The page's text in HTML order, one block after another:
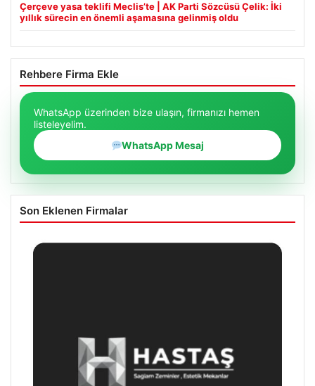
Çerçeve yasa teklifi Meclis’te | AK Parti Sözcüsü Çelik: İki
yıllık sürecin en önemli aşamasına gelinmiş oldu
Rehbere Firma Ekle
WhatsApp üzerinden bize ulaşın, firmanızı hemen
listeleyelim.
WhatsApp Mesaj
Son Eklenen Firmalar